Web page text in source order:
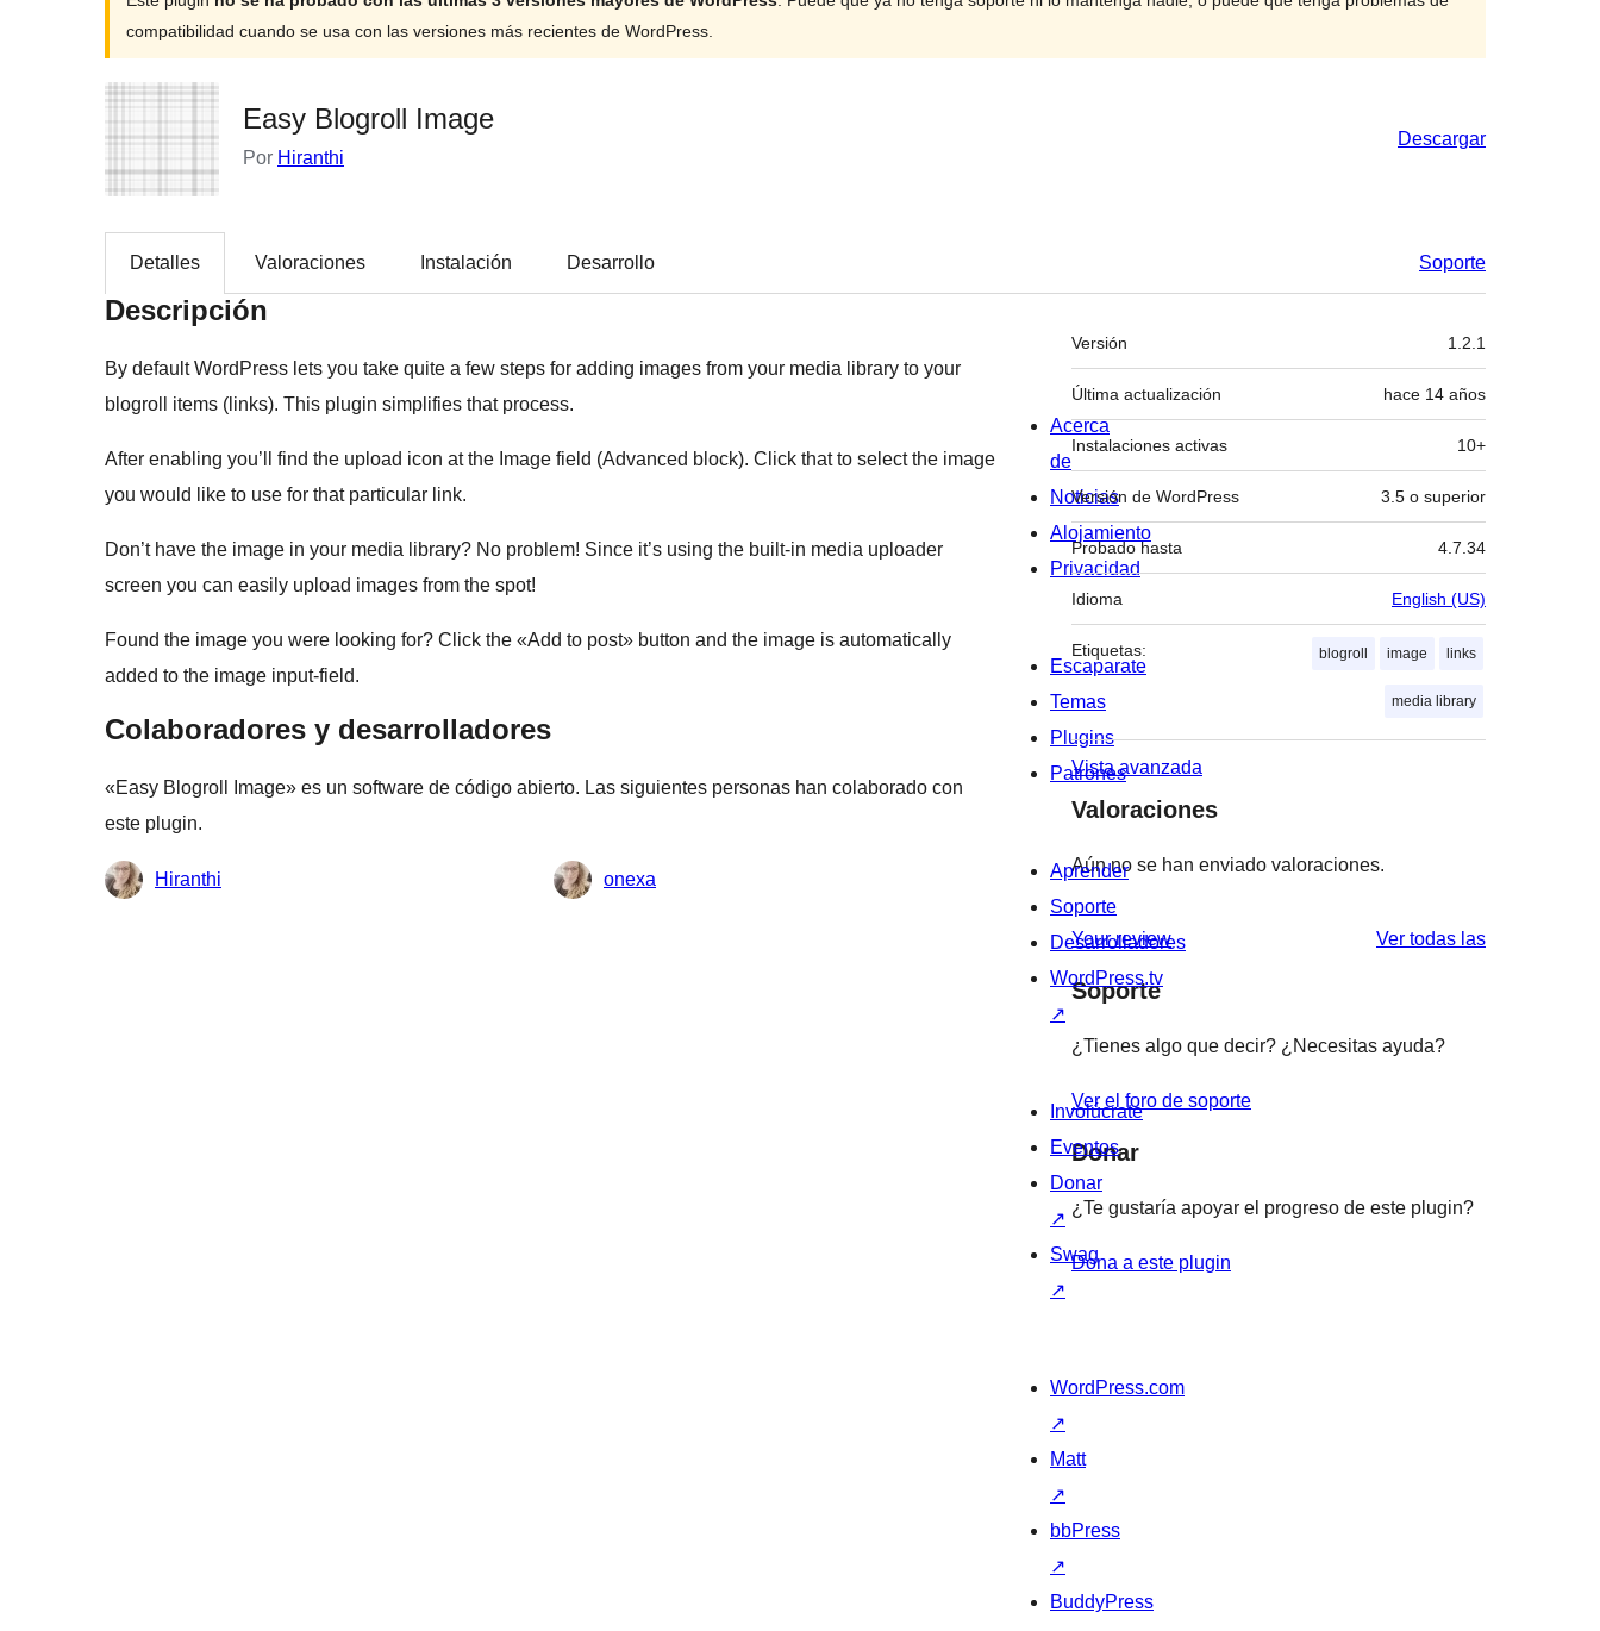
compatibilidad cuando se usa con las versiones más recientes de WordPress.
Easy Blogroll Image
Por Hiranthi
Descargar
Detalles Valoraciones Instalación Desarrollo Soporte
Descripción
By default WordPress lets you take quite a few steps for adding images from your media library to your
blogroll items (links). This plugin simplifies that process.
After enabling you’ll find the upload icon at the Image field (Advanced block). Click that to select the image
you would like to use for that particular link.
Don’t have the image in your media library? No problem! Since it’s using the built-in media uploader
screen you can easily upload images from the spot!
Found the image you were looking for? Click the «Add to post» button and the image is automatically
added to the image input-field.
Colaboradores y desarrolladores
«Easy Blogroll Image» es un software de código abierto. Las siguientes personas han colaborado con
este plugin.
Colaboradores
Hiranthi onexa
Meta
Versión 1.2.1
Última actualización hace 14 años
Instalaciones activas 10+
Versión de WordPress 3.5 o superior
Probado hasta 4.7.34
Idioma English (US)
Etiquetas: blogroll image links
media library
Vista avanzada
Valoraciones
Aún no se han enviado valoraciones.
Your review Ver todas lasvaloraciones
Soporte
¿Tienes algo que decir? ¿Necesitas ayuda?
Ver el foro de soporte
Donar
¿Te gustaría apoyar el progreso de este plugin?
Dona a este plugin
Acerca
de
Noticias
Alojamiento
Privacidad
Escaparate
Temas
Plugins
Patrones
Aprender
Soporte
Desarrolladores
WordPress.tv
↗
Involúcrate
Eventos
Donar
↗
Swag
↗
WordPress.com
↗
Matt
↗
bbPress
↗
BuddyPress